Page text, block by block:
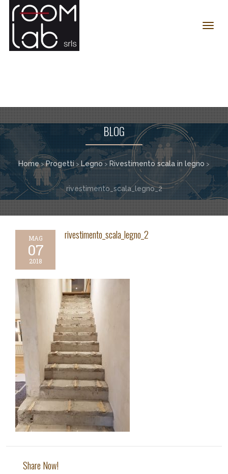
BLOG
Home>Progetti> Legno>Rivestimento scala in legno>
rivestimento_scala_legno_2
MAG
07
2018
rivestimento_scala_legno_2
Share Now!